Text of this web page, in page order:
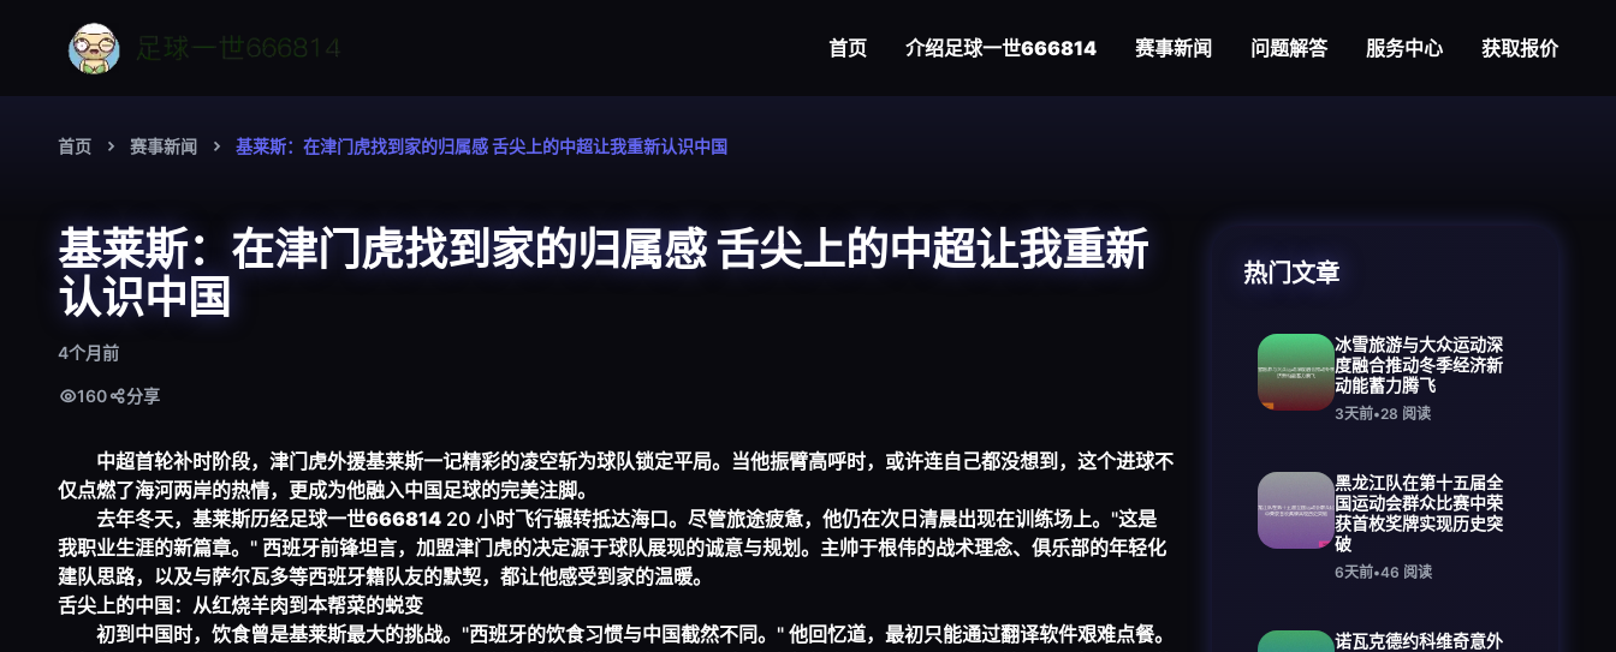
首页 介绍足球一世666814 赛事新闻 问题解答 服务中心 获取报价
首页 赛事新闻 基莱斯：在津门虎找到家的归属感 舌尖上的中超让我重新认识中国
基莱斯：在津门虎找到家的归属感 舌尖上的中超让我重新
认识中国
4个月前
160 分享
中超首轮补时阶段，津门虎外援基莱斯一记精彩的凌空斩为球队锁定平局。当他振臂高呼时，或许连自己都没想到，这个进球不
仅点燃了海河两岸的热情，更成为他融入中国足球的完美注脚。
去年冬天，基莱斯历经足球一世666814 20 小时飞行辗转抵达海口。尽管旅途疲惫，他仍在次日清晨出现在训练场上。"这是
我职业生涯的新篇章。" 西班牙前锋坦言，加盟津门虎的决定源于球队展现的诚意与规划。主帅于根伟的战术理念、俱乐部的年轻化
建队思路，以及与萨尔瓦多等西班牙籍队友的默契，都让他感受到家的温暖。
舌尖上的中国：从红烧羊肉到本帮菜的蜕变
初到中国时，饮食曾是基莱斯最大的挑战。"西班牙的饮食习惯与中国截然不同。" 他回忆道，最初只能通过翻译软件艰难点餐。
热门文章
冰雪旅游与大众运动深
度融合推动冬季经济新
动能蓄力腾飞
3天前•28 阅读
黑龙江队在第十五届全
国运动会群众比赛中荣
获首枚奖牌实现历史突
破
6天前•46 阅读
诺瓦克德约科维奇意外